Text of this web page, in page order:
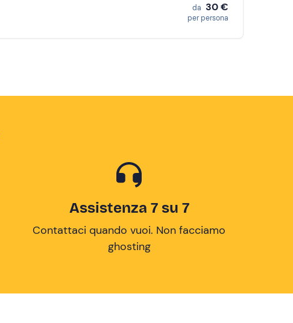
da 30 €
per persona
Assistenza 7 su 7
Contattaci quando vuoi. Non facciamo
ghosting